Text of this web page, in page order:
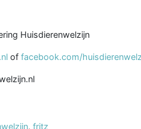
Huisdierenwelzijn
of facebook.com/
, fritz